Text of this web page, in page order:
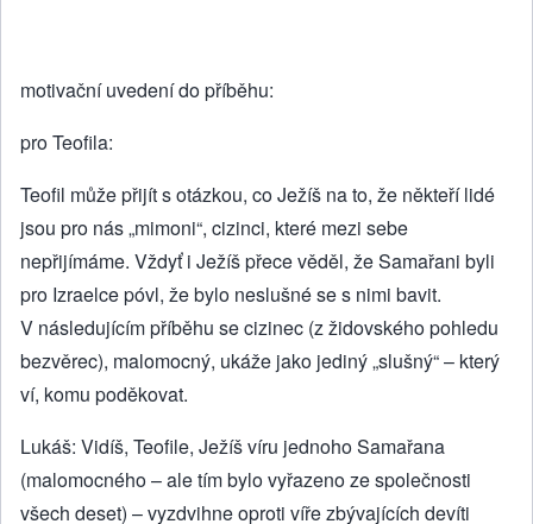
motivační uvedení do příběhu:
pro Teofila:
Teofil může přijít s otázkou, co Ježíš na to, že někteří lidé
jsou pro nás „mimoni“, cizinci, které mezi sebe
nepřijímáme. Vždyť i Ježíš přece věděl, že Samařani byli
pro Izraelce póvl, že bylo neslušné se s nimi bavit.
V následujícím příběhu se cizinec (z židovského pohledu
bezvěrec), malomocný, ukáže jako jediný „slušný“ – který
ví, komu poděkovat.
Lukáš: Vidíš, Teofile, Ježíš víru jednoho Samařana
(malomocného – ale tím bylo vyřazeno ze společnosti
všech deset) – vyzdvihne oproti víře zbývajících devíti